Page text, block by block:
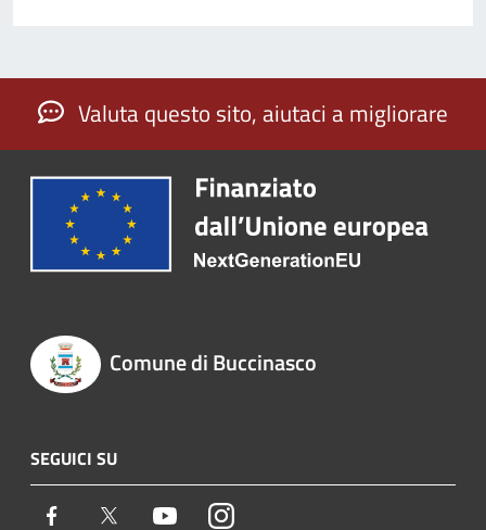
Valuta questo sito, aiutaci a migliorare
Comune di Buccinasco
SEGUICI SU
Facebook Twitter YoutubeInstagram